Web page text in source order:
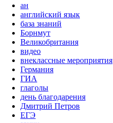
ан
английский язык
база знаний
Борнмут
Великобритания
видео
внеклассные мероприятия
Германия
ГИА
глаголы
день благодарения
Дмитрий Петров
ЕГЭ